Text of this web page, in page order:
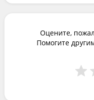
Оцените,
Помогите